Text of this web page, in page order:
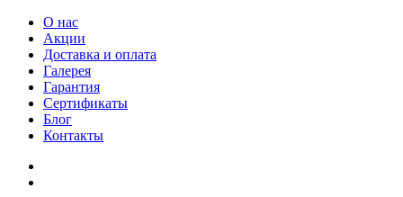
О нас
Акции
Доставка и оплата
Галерея
Гарантия
Сертификаты
Блог
Контакты